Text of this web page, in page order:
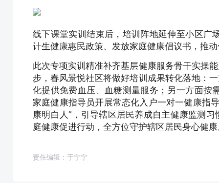
线下课堂实训结束后，培训阵地延伸至小区广
计生健康惠民政策、发放家庭健康倡议书，推
此次专项实训精准补齐基层健康服务骨干实操
步，春风景悦社区将做好培训成果转化落地：
化提供免费血压、血糖测量服务；另一方面按
家庭健康指导员开展常态化入户一对一健康指
康明白人”，引导辖区居民养成自主健康监测
庭健康促进行动，全方位守护辖区居民身心健
责任编辑：于宁宁